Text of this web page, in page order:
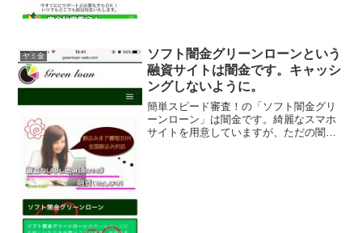
ヤミ金
ソフト闇金グリーンローンという
融資サイトは闇金です。キャッシ
ングしないように。
簡単スピード審査！の「ソフト闇金グリ
ーンローン」は闇金です。綺麗なスマホ
サイトを用意していますが、ただの闇金